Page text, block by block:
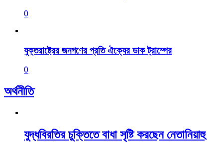
0
যুক্তরাষ্ট্রের জনগণের প্রতি ঐক্যের ডাক ট্রাম্পের
0
অর্থনীতি
যুদ্ধবিরতির চুক্তিতে বাধা সৃষ্টি করছেন নেতানিয়াহু